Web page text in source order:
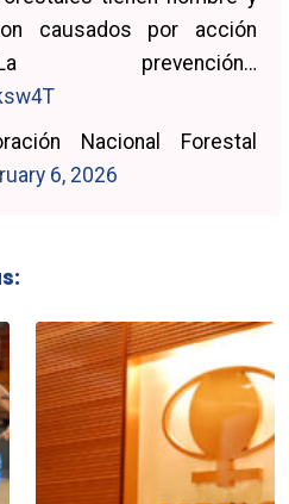
causados por acción
prevención…
Nacional Forestal
6, 2026